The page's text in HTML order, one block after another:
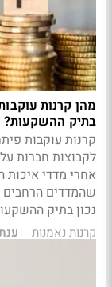
בתיק ההשקעות?
קרנות עוקבות
לקבוצות חברות
אחרי מדדי איכות
שהמדדים הרחבים
נכון בתיק
קרנות נאמנות |